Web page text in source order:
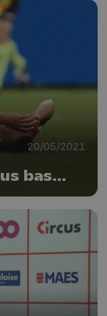
20/05/2021
bas...